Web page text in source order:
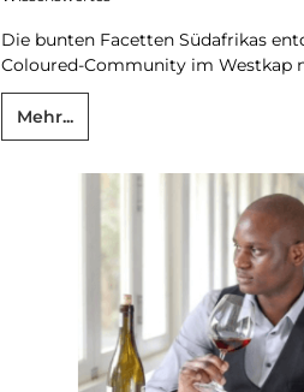
Die bunten Facetten Südafrikas
Coloured-Community im Westkap
Mehr...